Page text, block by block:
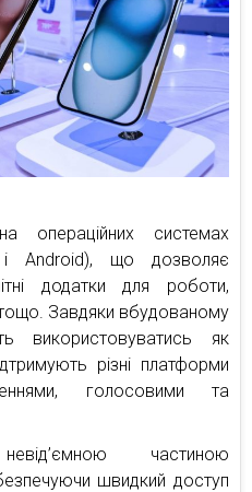
операційних системах
і Android), що дозволяє
додатки для роботи,
Завдяки вбудованому
використовуватись як
різні платформи
голосовими та
частиною
швидкий доступ